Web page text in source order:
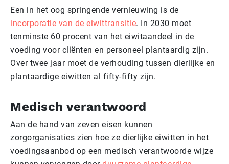
Een in het oog springende vernieuwing is de
incorporatie van de eiwittransitie. In 2030 moet
tenminste 60 procent van het eiwitaandeel in de
voeding voor cliënten en personeel plantaardig zijn.
Over twee jaar moet de verhouding tussen dierlijke en
plantaardige eiwitten al fifty-fifty zijn.
Medisch verantwoord
Aan de hand van zeven eisen kunnen
zorgorganisaties zien hoe ze dierlijke eiwitten in het
voedingsaanbod op een medisch verantwoorde wijze